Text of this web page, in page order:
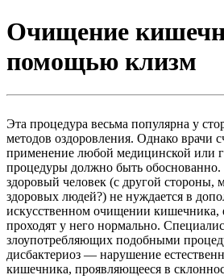
Очищение
помощью клизм
Эта процедура весьма популярна у
методов оздоровления. Однако врачи
применение любой медицинской или
процедуры должно быть
здоровый человек (с другой стороны,
здоровых людей?) не нуждается в
искусственном очищении кишечника,
проходят у него нормально.
злоупотребляющих подобными
дисбактериоз — нарушение
кишечника, проявляющееся в